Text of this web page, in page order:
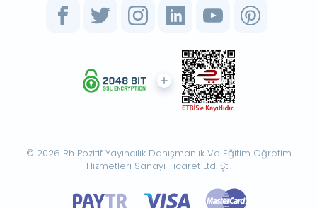
© 2026 Rh Pozitif Yayıncılık Danışmanlık Ve Eğitim Öğretim
Hizmetleri Sanayi Ticaret Ltd. Şti.